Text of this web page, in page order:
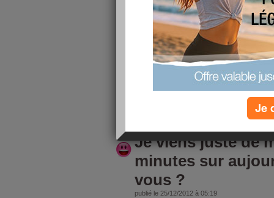
problèmes de connexion à la maison, par
qui c'est transformé en branchite donc de la
ne prend pas toujours les commentaires que je
Merci Ollive pour tes encouragements.
Merci à toi aussi sima_minceur.
Je viens juste de
minutes sur
vous ?
publié le 25/12/2012 à 05:19
Je